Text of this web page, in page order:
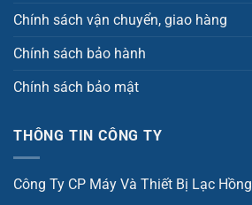
Chính sách vận chuyển, giao hàng
Chính sách bảo hành
Chính sách bảo mật
THÔNG TIN CÔNG TY
Công Ty CP Máy Và Thiết Bị Lạc Hồng